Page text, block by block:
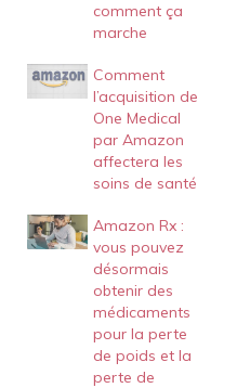
comment ça
marche
Comment
l’acquisition de
One Medical
par Amazon
affectera les
soins de santé
Amazon Rx :
vous pouvez
désormais
obtenir des
médicaments
pour la perte
de poids et la
perte de